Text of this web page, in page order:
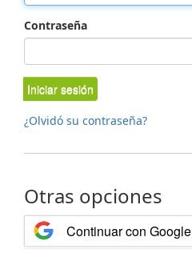
Contraseña
Iniciar sesión
¿Olvidó su contraseña?
Otras opciones
Continuar con Google